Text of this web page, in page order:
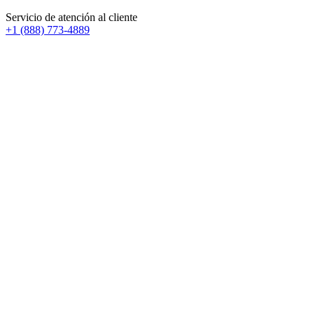
Servicio de atención al cliente
+1 (888) 773-4889